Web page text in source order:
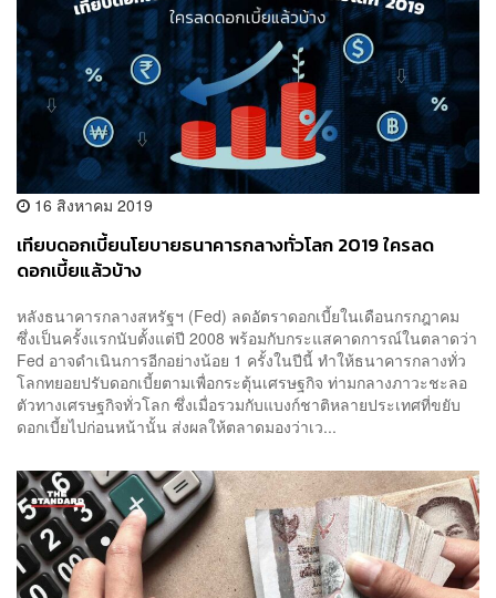
16 สิงหาคม 2019
เทียบดอกเบี้ยนโยบายธนาคารกลางทั่วโลก 2019 ใครลด
ดอกเบี้ยแล้วบ้าง
หลังธนาคารกลางสหรัฐฯ (Fed) ลดอัตราดอกเบี้ยในเดือนกรกฎาคม
ซึ่งเป็นครั้งแรกนับตั้งแต่ปี 2008 พร้อมกับกระแสคาดการณ์ในตลาดว่า
Fed อาจดำเนินการอีกอย่างน้อย 1 ครั้งในปีนี้ ทำให้ธนาคารกลางทั่ว
โลกทยอยปรับดอกเบี้ยตามเพื่อกระตุ้นเศรษฐกิจ ท่ามกลางภาวะชะลอ
ตัวทางเศรษฐกิจทั่วโลก ซึ่งเมื่อรวมกับแบงก์ชาติหลายประเทศที่ขยับ
ดอกเบี้ยไปก่อนหน้านั้น ส่งผลให้ตลาดมองว่าเว...